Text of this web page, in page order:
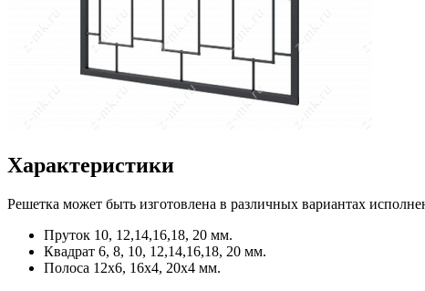
Характеристики
Решетка может быть изготовлена в различных вариантах
Пруток 10, 12,14,16,18, 20 мм.
Квадрат 6, 8, 10, 12,14,16,18, 20 мм.
Полоса 12x6, 16x4, 20x4 мм.